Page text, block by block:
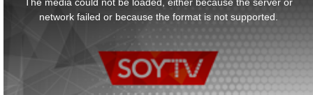
The media could not be loaded, either because the server or
network failed or because the format is not supported.